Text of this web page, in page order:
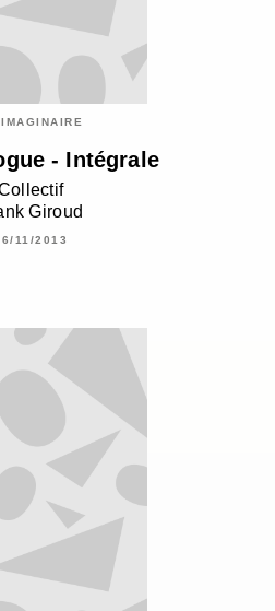
- Intégrale
Giroud
11/2013